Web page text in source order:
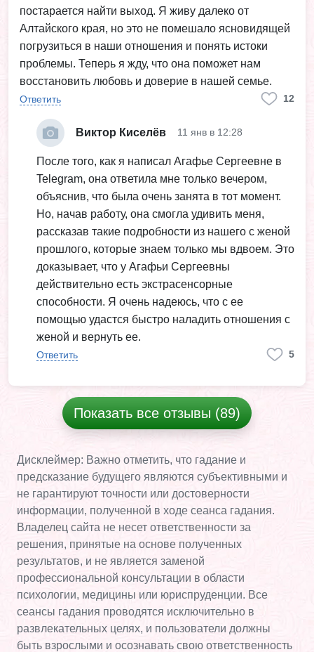
постарается найти выход. Я живу далеко от
Алтайского края, но это не помешало ясновидящей
погрузиться в наши отношения и понять истоки
проблемы. Теперь я жду, что она поможет нам
восстановить любовь и доверие в нашей семье.
Ответить 12
Виктор Киселёв 11 янв в 12:28
После того, как я написал Агафье Сергеевне в
Telegram, она ответила мне только вечером,
объяснив, что была очень занята в тот момент.
Но, начав работу, она смогла удивить меня,
рассказав такие подробности из нашего с женой
прошлого, которые знаем только мы вдвоем. Это
доказывает, что у Агафьи Сергеевны
действительно есть экстрасенсорные
способности. Я очень надеюсь, что с ее
помощью удастся быстро наладить отношения с
женой и вернуть ее.
Ответить 5
Показать все отзывы (89)
Дисклеймер: Важно отметить, что гадание и
предсказание будущего являются субъективными и
не гарантируют точности или достоверности
информации, полученной в ходе сеанса гадания.
Владелец сайта не несет ответственности за
решения, принятые на основе полученных
результатов, и не является заменой
профессиональной консультации в области
психологии, медицины или юриспруденции. Все
сеансы гадания проводятся исключительно в
развлекательных целях, и пользователи должны
быть взрослыми и осознавать свою ответственность